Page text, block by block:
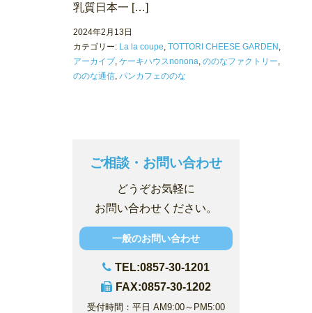
乳質日本一 […]
2024年2月13日
カテゴリー: La la coupe, TOTTORI CHEESE GARDEN ,
アーカイブ, ケーキハウスnonona, ののなファクトリー,
ののな通信, パンカフェののな
ご相談・お問い合わせ
どうぞお気軽に
お問い合わせください。
一般のお問い合わせ
TEL:0857-30-1201
FAX:0857-30-1202
受付時間：平日 AM9:00～PM5:00